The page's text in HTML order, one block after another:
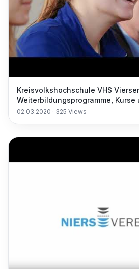
Kreisvolkshochschule VHS
Weiterbildungsprogramme, Kurse
02.03.2020 · 325 Views